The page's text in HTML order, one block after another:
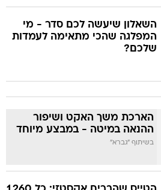
השאלון שיעשה לכם סדר - מי
המפלגה שהכי מתאימה לעמדות
שלכם?
הארכת משך האקט ושיפור
ההנאה במיטה - במבצע מיוחד
בשיתוף "גברא"